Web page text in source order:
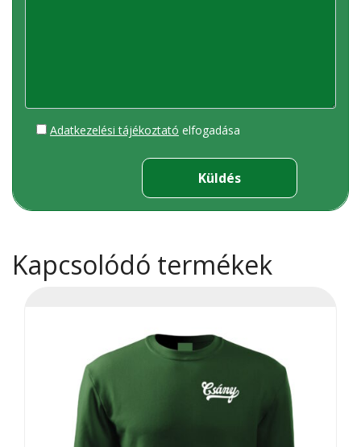
Adatkezelési tájékoztató elfogadása
Kapcsolódó termékek